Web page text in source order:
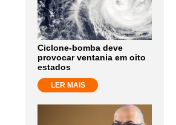
Ciclone-bomba deve
provocar ventania em oito
estados
LER MAIS